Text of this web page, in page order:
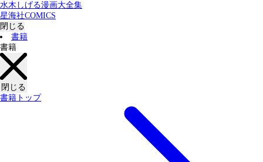
水木しげる漫画大全集
星海社COMICS
閉じる
書籍
書籍
閉じる
書籍トップ